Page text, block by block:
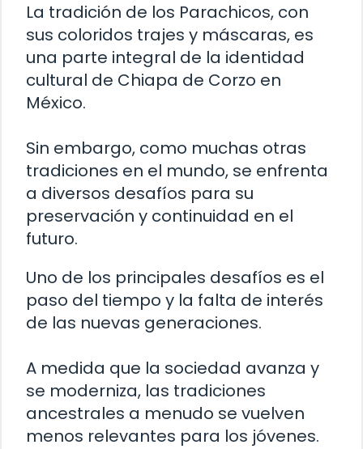
La tradición de los Parachicos, con
sus coloridos trajes y máscaras, es
una parte integral de la identidad
cultural de Chiapa de Corzo en
México.
Sin embargo, como muchas otras
tradiciones en el mundo, se enfrenta
a diversos desafíos para su
preservación y continuidad en el
futuro.
Uno de los principales desafíos es el
paso del tiempo y la falta de interés
de las nuevas generaciones.
A medida que la sociedad avanza y
se moderniza, las tradiciones
ancestrales a menudo se vuelven
menos relevantes para los jóvenes.